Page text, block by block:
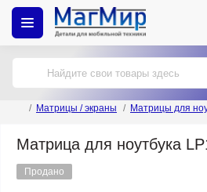
Матрицы / экраны Матрицы для
Матрица для ноутбука
Продано